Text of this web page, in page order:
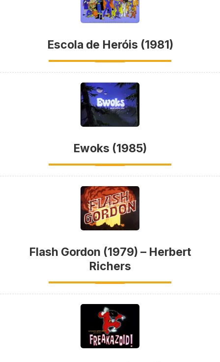
Escola de Heróis (1981)
Ewoks (1985)
Flash Gordon (1979) – Herbert
Richers